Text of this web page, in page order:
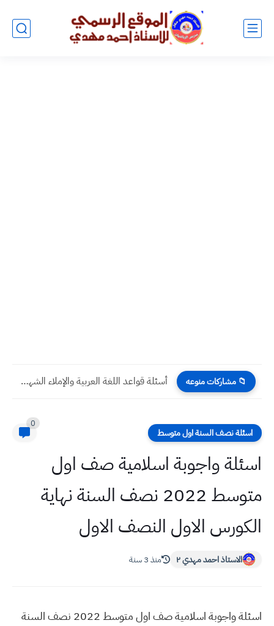
📁 مشاركات منوعه أسئلة قواعد اللغة العربية والإملاء الشهر الثاني 2024 صف الثالث...
اسئلة نصف السنة اول متوسط
0
اسئلة واجوبة اسلامية صف اول
متوسط 2022 نصف السنة نهاية
الكورس الاول النصف الاول
الاستاذ احمد مهدي ٢ منذ 3 سنة
اسئلة واجوبة اسلامية صف اول متوسط 2022 نصف السنة